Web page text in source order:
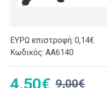
ΕΥΡΩ επιστροφή: 0,14€
Κωδικός: ΑΑ6140
4,50€ 9,00€